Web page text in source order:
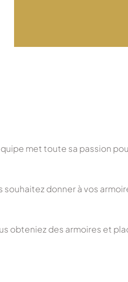
met toute sa passion
donner à vos
obteniez des armoires et